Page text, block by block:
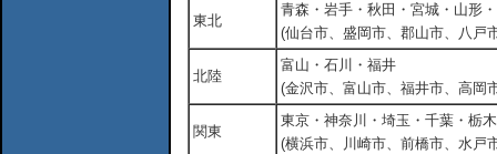
東北
青森・岩手・秋田・宮城・山形
(仙台市、盛岡市、郡山市、八戸
北陸
富山・石川・福井
(金沢市、富山市、福井市、高岡
関東
東京・神奈川・埼玉・千葉・栃
(横浜市、川崎市、前橋市、水戸